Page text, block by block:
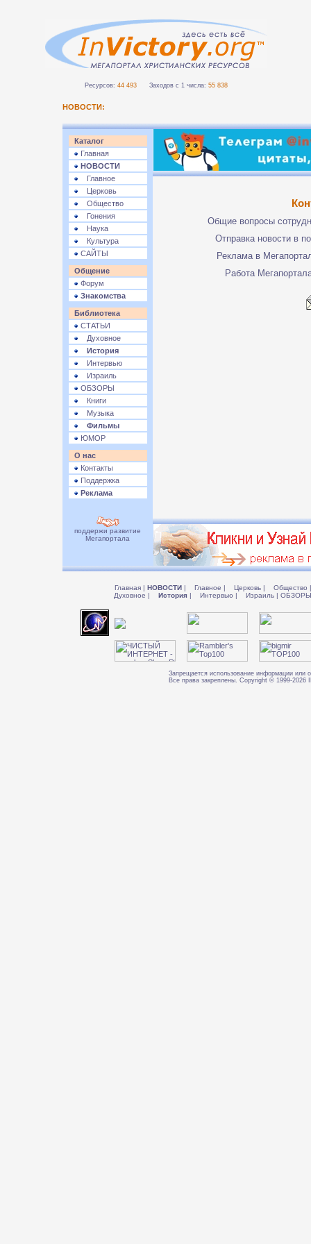
Ресурсов: 44 493 Заходов с 1 числа: 55 838
НОВОСТИ:
Каталог
Главная
НОВОСТИ
Главное
Церковь
Общество
Гонения
Наука
Культура
САЙТЫ
Общение
Форум
Знакомства
Библиотека
СТАТЬИ
Духовное
История
Интервью
Израиль
ОБЗОРЫ
Книги
Музыка
Фильмы
ЮМОР
О нас
Контакты
Поддержка
Реклама
Общие вопросы
Отправка новости в
Реклама в
Работа
поддержи развитие
Мегапортала
Главная | НОВОСТИ | Главное | Церковь | Общество |
Духовное | История | Интервью | Израиль |
Запрещается использование информации или
Все права закреплены. Copyright © 1999-